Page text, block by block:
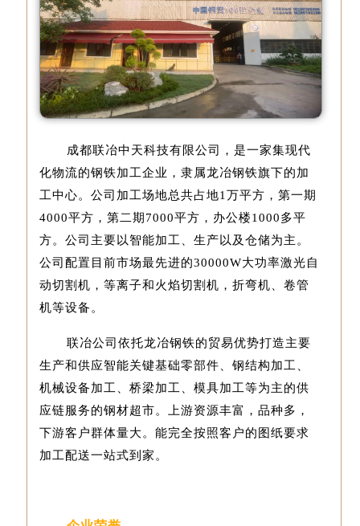
成都联冶中天科技有限公司，是一家集现代
化物流的钢铁加工企业，隶属龙冶钢铁旗下的加
工中心。公司加工场地总共占地1万平方，第一期
4000平方，第二期7000平方，办公楼1000多平
方。公司主要以智能加工、生产以及仓储为主。
公司配置目前市场最先进的30000W大功率激光自
动切割机，等离子和火焰切割机，折弯机、卷管
机等设备。
联冶公司依托龙冶钢铁的贸易优势打造主要
生产和供应智能关键基础零部件、钢结构加工、
机械设备加工、桥梁加工、模具加工等为主的供
应链服务的钢材超市。上游资源丰富，品种多，
下游客户群体量大。能完全按照客户的图纸要求
加工配送一站式到家。